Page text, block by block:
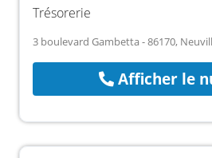
Trésorerie
3 boulevard Gambetta - 86170,
Afficher le